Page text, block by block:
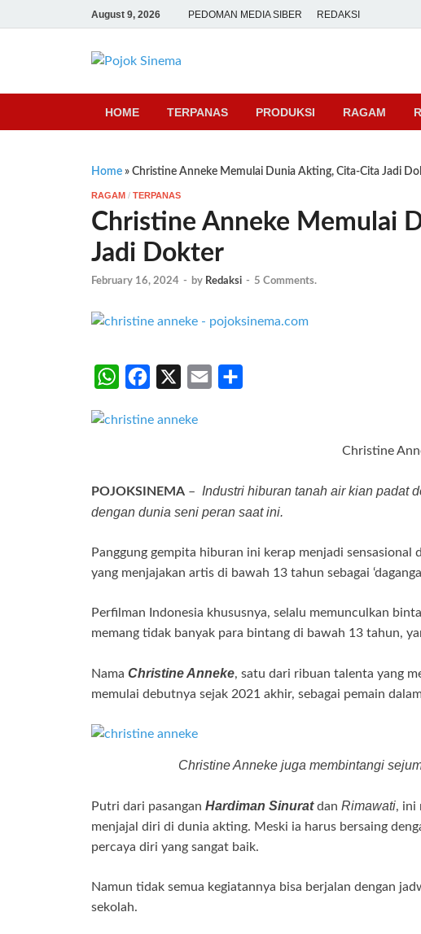
August 9, 2026 PEDOMAN MEDIA SIBER REDAKSI
Pojok Sinema
HOME TERPANAS PRODUKSI RAGAM
Home » Christine Anneke Memulai Dunia Akting, Cita-Cita Jadi
RAGAM / TERPANAS
Christine Anneke Memulai
Jadi Dokter
February 16, 2024 - by Redaksi - 5 Comments.
W
a
A
p
c
o
k
Christine
POJOKSINEMA – Industri hiburan tanah air kian padat
dengan dunia seni peran saat ini.
Panggung gempita hiburan ini kerap menjadi
yang menjajakan artis di bawah 13 tahun sebagai
Perfilman Indonesia khususnya, selalu memunculkan
memang tidak banyak para bintang di bawah 13 tahun,
Nama Christine Anneke, satu dari ribuan talenta yang
memulai debutnya sejak 2021 akhir, sebagai pemain
Christine Anneke juga membintangi
Putri dari pasangan Hardiman Sinuratdan Rimawati, ini
menjajal diri di dunia akting. Meski ia harus bersaing
percaya diri yang sangat baik.
Namun tidak semua kegiatannya bisa berjalan dengan
sekolah.